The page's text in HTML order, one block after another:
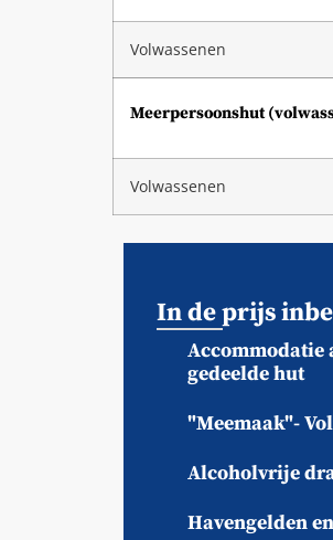
Volwassenen
Meerpersoonshut
Volwassenen
In de prijs
Accommodatie
gedeelde hut
"Meemaak"-
Alcoholvrije
Havengelden